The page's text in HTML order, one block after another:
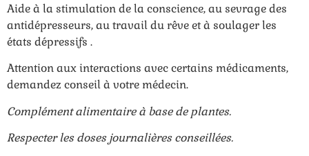
Aide à la stimulation de la conscience, au sevrage des
antidépresseurs, au travail du rêve et à soulager les
états dépressifs .
Attention aux interactions avec certains médicaments,
demandez conseil à votre médecin.
Complément alimentaire à base de plantes.
Respecter les doses journalières conseillées.